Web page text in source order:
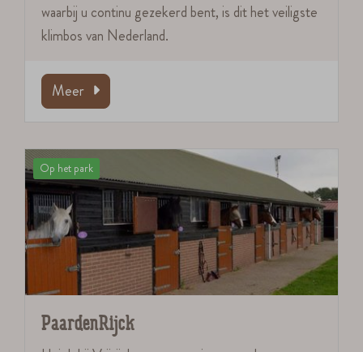
waarbij u continu gezekerd bent, is dit het veiligste
klimbos van Nederland.
Meer
Op het park
PaardenRijck